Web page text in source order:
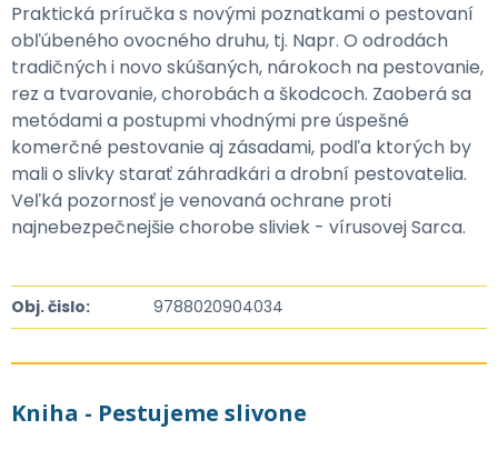
Praktická príručka s novými poznatkami o pestovaní
obľúbeného ovocného druhu, tj. Napr. O odrodách
tradičných i novo skúšaných, nárokoch na pestovanie,
rez a tvarovanie, chorobách a škodcoch. Zaoberá sa
metódami a postupmi vhodnými pre úspešné
komerčné pestovanie aj zásadami, podľa ktorých by
mali o slivky starať záhradkári a drobní pestovatelia.
Veľká pozornosť je venovaná ochrane proti
najnebezpečnejšie chorobe sliviek - vírusovej Sarca.
Obj. čislo: 9788020904034
Kniha - Pestujeme slivone